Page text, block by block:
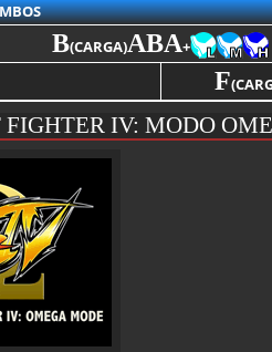
B(CARGA)ABA+
F
IV: MODO